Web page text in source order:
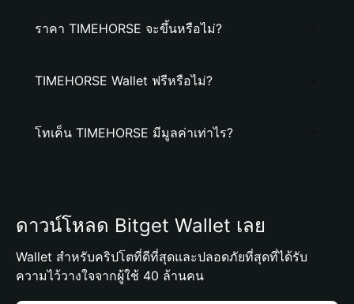
ราคา TIMEHORSE จะขึ้นหรือไม่?
TIMEHORSE Wallet ฟรีหรือไม่?
โทเค็น TIMEHORSE มีมูลค่าเท่าไร?
ดาวน์โหลด Bitget Wallet เลย
Wallet สำหรับคริปโตที่ดีที่สุดและปลอดภัยที่สุดที่ได้รับ
ความไว้วางใจจากผู้ใช้ 40 ล้านคน